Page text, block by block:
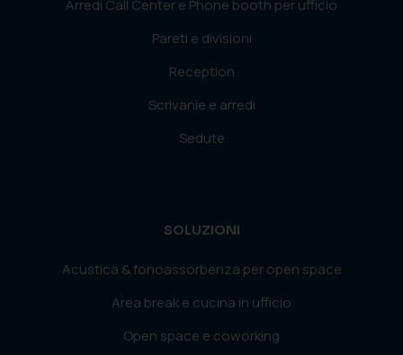
Arredi Call Center e Phone booth per ufficio
Pareti e divisioni
Reception
Scrivanie e arredi
Sedute
SOLUZIONI
Acustica & fonoassorbenza per open space
Area break e cucina in ufficio
Open space e coworking